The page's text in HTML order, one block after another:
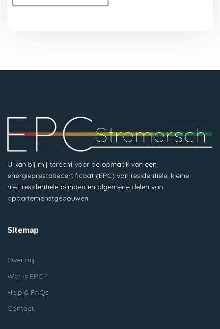
U kan bij mij terecht voor de opmaak van een
energieprestatiecertificaat (EPC) van residentiële, kleine
niet-residentiële panden en algemene delen van
appartemenstgebouwen.
Sitemap
Over mij
Wat is EPC?
Help & FAQs
Contact